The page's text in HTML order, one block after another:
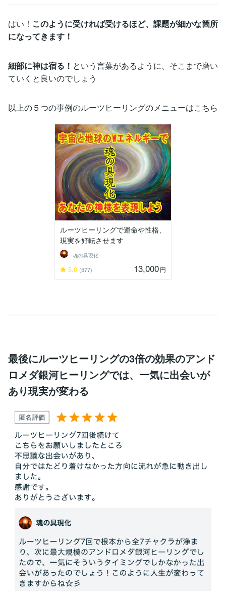
はい！ このように受ければ受けるほど、課題が細かな箇所
になってきます！
細部に神は宿る！ という言葉があるように、そこまで磨い
ていくと良いのでしょう
以上の５つの事例のルーツヒーリングのメニューはこちら
ルーツヒーリングで運命や性格、
現実を好転させます
魂の具現化
5.0 (577) 13,000円
最後にルーツヒーリングの3倍の効果のアンド
ロメダ銀河ヒーリングでは、一気に出会いが
あり現実が変わる